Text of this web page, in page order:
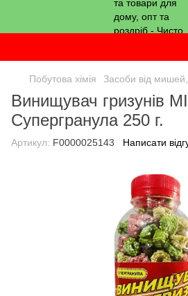
Побутова хімія Засоби від мишей,
Винищувач гризунів
Супергранула 250 г.
Артикул: F0000025143 Написати